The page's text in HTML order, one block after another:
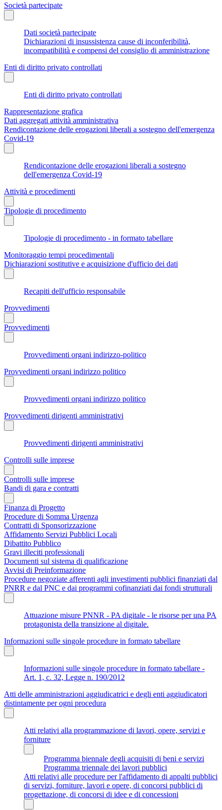
Società partecipate
Dati società partecipate
Dichiarazioni di insussistenza cause di inconferibilità,
incompatibilità e compensi del consiglio di amministrazione
Enti di diritto privato controllati
Enti di diritto privato controllati
Rappresentazione grafica
Dati aggregati attività amministrativa
Rendicontazione delle erogazioni liberali a sostegno dell'emergenza
Covid-19
Rendicontazione delle erogazioni liberali a sostegno
dell'emergenza Covid-19
Attività e procedimenti
Tipologie di procedimento
Tipologie di procedimento - in formato tabellare
Monitoraggio tempi procedimentali
Dichiarazioni sostitutive e acquisizione d'ufficio dei dati
Recapiti dell'ufficio responsabile
Provvedimenti
Provvedimenti
Provvedimenti organi indirizzo-politico
Provvedimenti organi indirizzo politico
Provvedimenti organi indirizzo politico
Provvedimenti dirigenti amministrativi
Provvedimenti dirigenti amministrativi
Controlli sulle imprese
Controlli sulle imprese
Bandi di gara e contratti
Finanza di Progetto
Procedure di Somma Urgenza
Contratti di Sponsorizzazione
Affidamento Servizi Pubblici Locali
Dibattito Pubblico
Gravi illeciti professionali
Documenti sul sistema di qualificazione
Avvisi di Preinformazione
Procedure negoziate afferenti agli investimenti pubblici finanziati dal
PNRR e dal PNC e dai programmi cofinanziati dai fondi strutturali
Attuazione misure PNNR - PA digitale - le risorse per una PA
protagonista della transizione al digitale.
Informazioni sulle singole procedure in formato tabellare
Informazioni sulle singole procedure in formato tabellare -
Art. 1, c. 32, Legge n. 190/2012
Atti delle amministrazioni aggiudicatrici e degli enti aggiudicatori
distintamente per ogni procedura
Atti relativi alla programmazione di lavori, opere, servizi e
forniture
Programma biennale degli acquisiti di beni e servizi
Programma triennale dei lavori pubblici
Atti relativi alle procedure per l'affidamento di appalti pubblici
di servizi, forniture, lavori e opere, di concorsi pubblici di
progettazione, di concorsi di idee e di concessioni